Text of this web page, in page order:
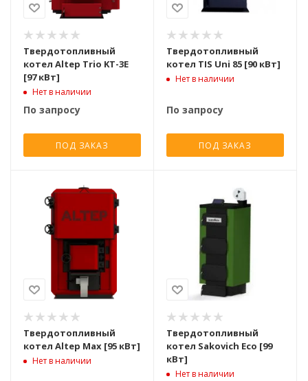
Твердотопливный
котел Altep Trio KT-3E
[97 кВт]
Нет в наличии
По запросу
ПОД ЗАКАЗ
Твердотопливный
котел TIS Uni 85 [90 кВт]
Нет в наличии
По запросу
ПОД ЗАКАЗ
Твердотопливный
котел Altep Max [95 кВт]
Нет в наличии
Твердотопливный
котел Sakovich Eco [99
кВт]
Нет в наличии